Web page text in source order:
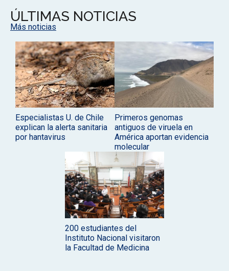
ÚLTIMAS NOTICIAS
Más noticias
Especialistas U. de Chile
explican la alerta sanitaria
por hantavirus
Primeros genomas
antiguos de viruela en
América aportan evidencia
molecular
200 estudiantes del
Instituto Nacional visitaron
la Facultad de Medicina